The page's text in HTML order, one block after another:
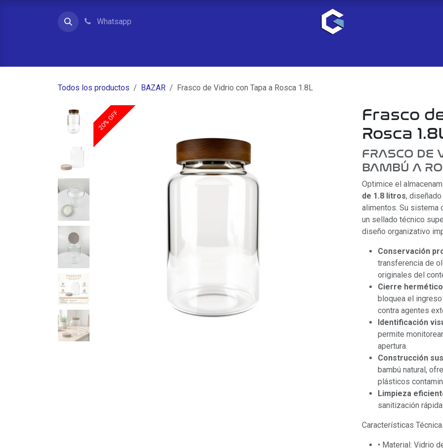
Whatsapp
Todos los productos BAZAR Frasco de Vidrio con Tapa a Rosca 1.8L
20% OFF
20% OFF
Frasco
Rosca
FRASCO DE
BAMBÚ A
Optimice el
de 1.8 litros,
alimentos. Su sistema
un sellado técnico
diseño organizativo
Conservación
transferencia de
originales del
Cierre
bloquea el
contra agentes
Identificación
permite
apertura.
Construcción
bambú natural,
plásticos
Limpieza
sanitización
Características
• Material: Vidrio